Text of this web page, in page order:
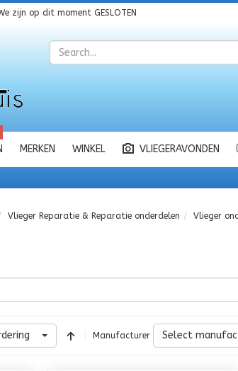
zijn op dit moment GESLOTEN
Zoeken
MERKEN WINKEL VLIEGERAVONDEN
Vlieger Reparatie & Reparatie onderdelen Vlieger
Manufacturer Select